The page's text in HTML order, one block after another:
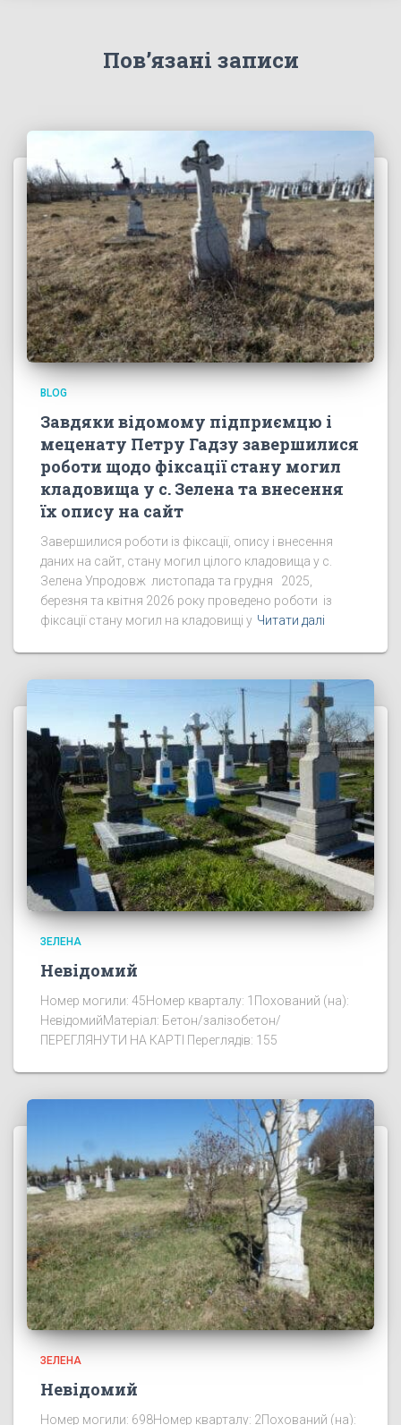
Пов’язані записи
BLOG
Завдяки відомому підприємцю і
меценату Петру Гадзу завершилися
роботи щодо фіксації стану могил
кладовища у с. Зелена та внесення
їх опису на сайт
Завершилися роботи із фіксації, опису і внесення
даних на сайт, стану могил цілого кладовища у с.
Зелена Упродовж листопада та грудня 2025,
березня та квітня 2026 року проведено роботи із
фіксації стану могил на кладовищі у Читати далі
ЗЕЛЕНА
Невідомий
Номер могили: 45Номер кварталу: 1Похований (на):
НевідомийМатеріал: Бетон/залізобетон/
ПЕРЕГЛЯНУТИ НА КАРТІ Переглядів: 155
ЗЕЛЕНА
Невідомий
Номер могили: 698Номер кварталу: 2Похований (на):